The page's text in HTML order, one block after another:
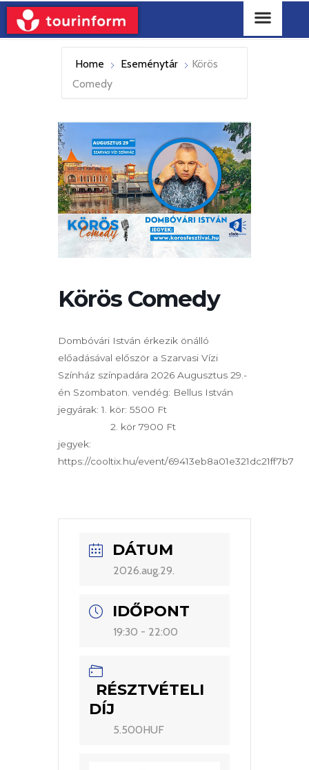
Home Eseménytár
Körös
Comedy
Körös Comedy
Dombóvári István érkezik önálló
előadásával először a Szarvasi Vízi
Színház színpadára 2026 Augusztus 29.-
én Szombaton. vendég: Bellus István
jegyárak: 1. kör: 5500 Ft
2. kör 7900 Ft
jegyek:
https://cooltix.hu/event/69413eb8a01e321dc21ff7b7
DÁTUM
2026.aug.29.
IDŐPONT
19:30 - 22:00
RÉSZTVÉTELI
DÍJ
5.500HUF